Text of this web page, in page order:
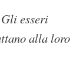
esseri
alla loro